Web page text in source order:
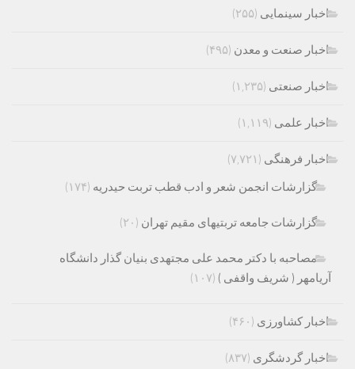
اخبار سینمایی (۲۵۵)
اخبار صنعت و معدن (۴۹۵)
اخبار صنعتی (۱,۲۳۵)
اخبار علمی (۱,۱۱۹)
اخبار فرهنگی (۷,۷۲۱)
گزارشات انجمن شعر و ادب قطب تربت حیدریه (۱۷۴)
گزارشات جامعه تربتیهای مقیم تهران (۲۰)
مصاحبه با دکتر محمد علی مجتهدی بنیان گذار دانشگاه
آریامهر ( شریف واقفی ) (۱۰۷)
اخبار کشاورزی (۴۶۰)
اخبار گردشگری (۸۳۷)